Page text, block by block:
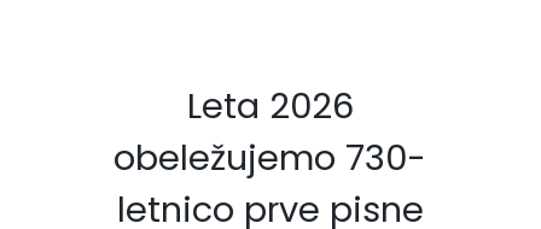
Leta 2026
obeležujemo 730-
letnico prve pisne